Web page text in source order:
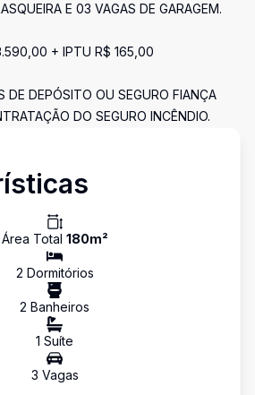
E 03 VAGAS DE GARAGEM.
+ IPTU R$ 165,00
DE DEPÓSITO OU SEGURO FIANÇA
DO SEGURO INCÊNDIO.
Área Total 180m²
2 Dormitórios
2 Banheiros
1 Suíte
3 Vagas